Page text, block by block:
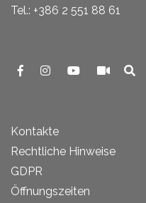
Tel.: +386 2 551 88 61
Kontakte
Rechtliche Hinweise
GDPR
Öffnungszeiten